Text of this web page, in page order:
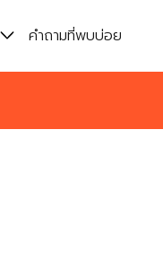
คำถามที่พบบ่อย
คำถามที่พบบ่อย